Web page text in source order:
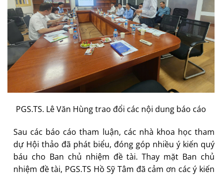
PGS.TS. Lê Văn Hùng trao đổi các nội dung báo cáo
Sau các báo cáo tham luận, các nhà khoa học tham
dự Hội thảo đã phát biểu, đóng góp nhiều ý kiến quý
báu cho Ban chủ nhiệm đề tài. Thay mặt Ban chủ
nhiệm đề tài, PGS.TS Hồ Sỹ Tâm đã cảm ơn các ý kiến